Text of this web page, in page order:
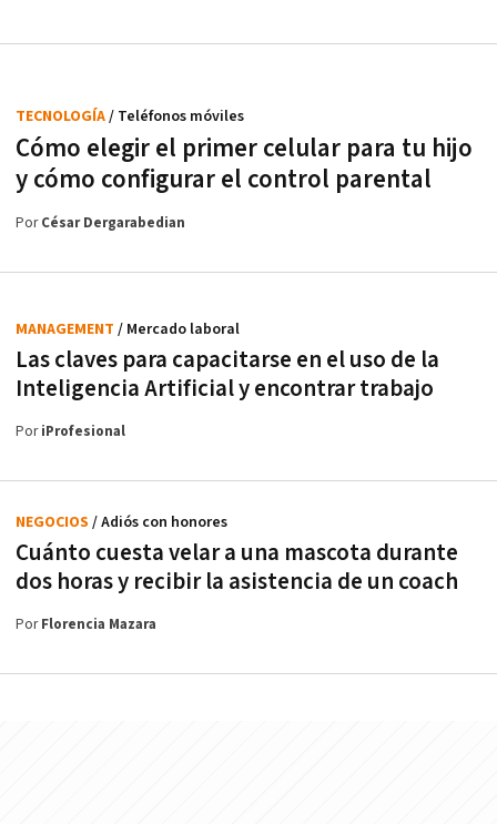
Cómo elegir el primer celular para tu hijo
y cómo configurar el control parental
TECNOLOGÍA/ Teléfonos móviles
PorCésar Dergarabedian
Las claves para capacitarse en el uso de la
Inteligencia Artificial y encontrar trabajo
MANAGEMENT / Mercado laboral
PoriProfesional
Cuánto cuesta velar a una mascota durante
dos horas y recibir la asistencia de un coach
NEGOCIOS / Adiós con honores
PorFlorencia Mazara